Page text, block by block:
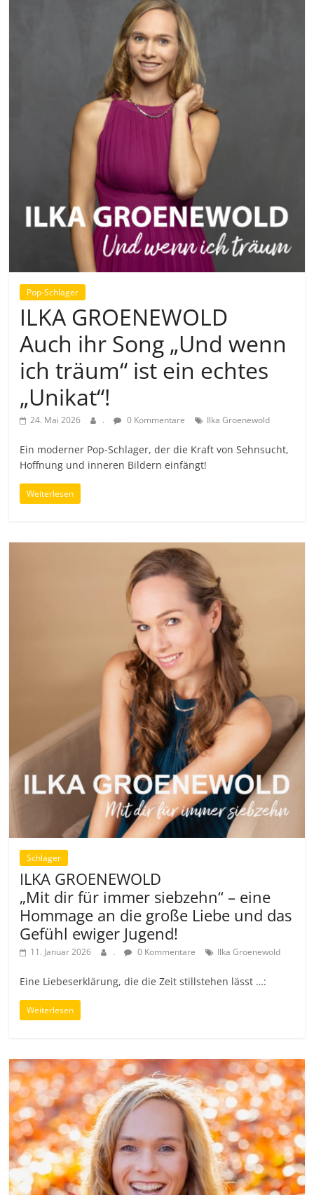
Pop-Schlager
ILKA GROENEWOLD
Auch ihr Song „Und wenn
ich träum“ ist ein echtes
„Unikat“!
24. Mai 2026 . 0 Kommentare Ilka Groenewold
Ein moderner Pop-Schlager, der die Kraft von Sehnsucht,
Hoffnung und inneren Bildern einfängt!
Weiterlesen
Schlager
ILKA GROENEWOLD
„Mit dir für immer siebzehn“ – eine
Hommage an die große Liebe und das
Gefühl ewiger Jugend!
11. Januar 2026 . 0 Kommentare Ilka Groenewold
Eine Liebeserklärung, die die Zeit stillstehen lässt …:
Weiterlesen